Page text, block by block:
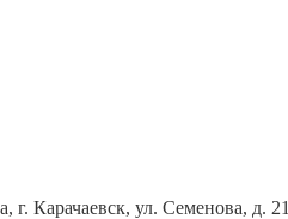
г. Карачаевск, ул. Семенова, д. 21